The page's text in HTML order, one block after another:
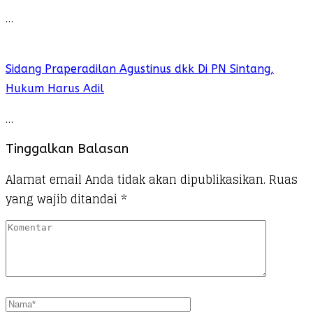
…
Sidang Praperadilan Agustinus dkk Di PN Sintang,
Hukum Harus Adil
…
Tinggalkan Balasan
Alamat email Anda tidak akan dipublikasikan. Ruas
yang wajib ditandai *